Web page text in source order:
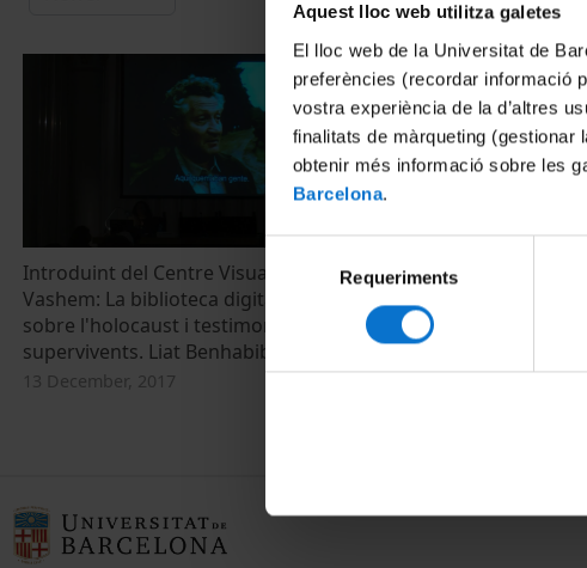
Aquest lloc web utilitza galetes
El lloc web de la Universitat de
preferències (recordar informació
vostra experiència de la d’altres
finalitats de màrqueting (gestionar
obtenir més informació sobre les
Barcelona.
Selecció
de
consentiment
Requeriments
Introduint del Centre Visual de Yad
Vashem: La biblioteca digital de pel·lícules
sobre l'holocaust i testimonis de
supervivents. Liat Benhabib
13 December, 2017